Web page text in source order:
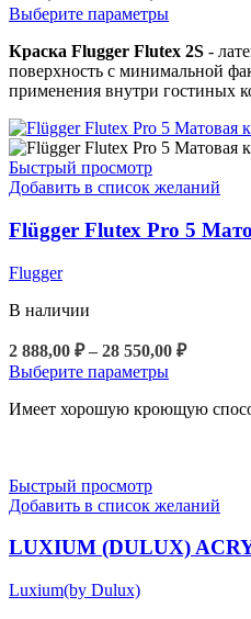
900,00 ₽
–
24
Выберите параметрыЭтот
имеет
несколько
вариаций.
можно
выбрать
странице
Краска Flugger Flutex 2S -
поверхность с минимальной
применения внутри гостиных
Быстрый просмотр
Добавить в список желаний
Flügger Flutex Pro 5
Flugger
В наличии
2 888,00 ₽ – 28 550,00 ₽Диапазон
888,00 ₽
Выберите параметрыЭтот
имеет
выбрать
странице
Имеет хорошую кроющую
Быстрый просмотр
Добавить в список желаний
LUXIUM (DULUX)
Luxium(by Dulux)